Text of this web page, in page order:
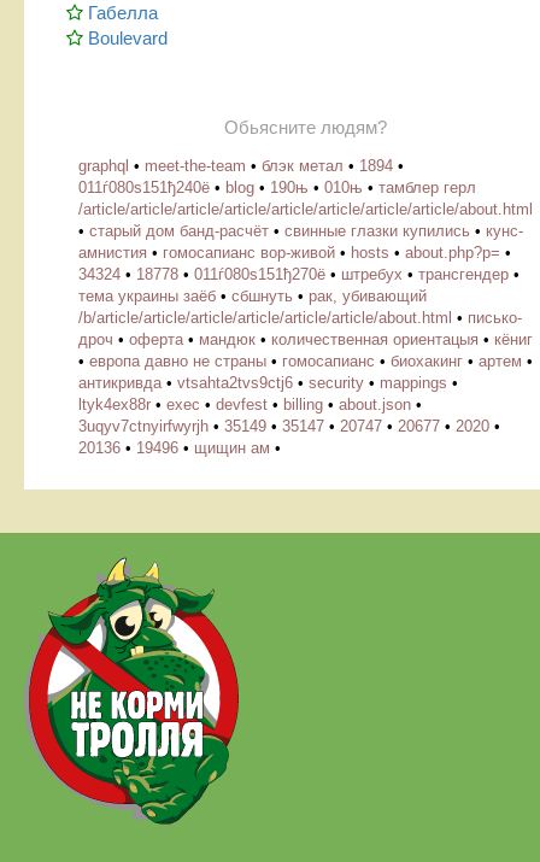
Габелла
Boulevard
Обьясните людям?
graphql • meet-the-team • блэк метал • 1894 •
011ѓ080ѕ151ђ240ё • blog • 190њ • 010њ • тамблер герл
/article/article/article/article/article/article/article/article/about.html
• старый дом банд-расчёт • свинные глазки купились • кунс-
амнистия • гомосапианс вор-живой • hosts • about.php?p= •
34324 • 18778 • 011ѓ080ѕ151ђ270ё • штребух • трансгендер •
тема украины заёб • сбшнуть • рак, убивающий
/b/article/article/article/article/article/article/about.html • писько-
дроч • оферта • мандюк • количественная ориентацыя • кёниг
• европа давно не страны • гомосапианс • биохакинг • артем •
антикривда • vtsahta2tvs9ctj6 • security • mappings •
ltyk4ex88r • exec • devfest • billing • about.json •
3uqyv7ctnyirfwyrjh • 35149 • 35147 • 20747 • 20677 • 2020 •
20136 • 19496 • щищин ам •